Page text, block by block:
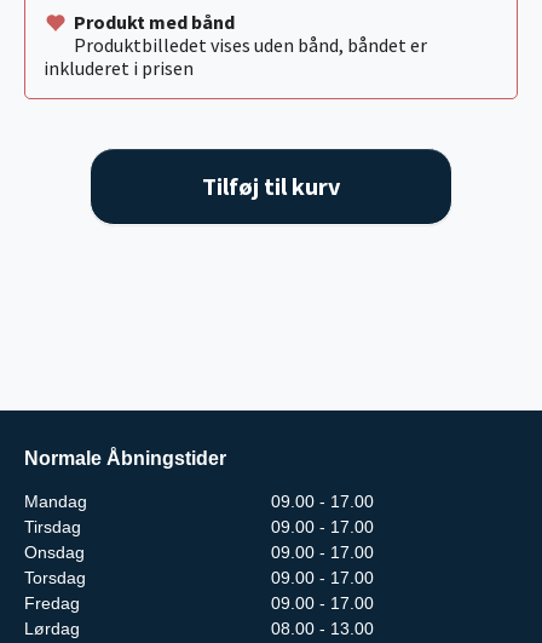
Produkt med bånd
Produktbilledet vises uden bånd, båndet er
inkluderet i prisen
Tilføj til kurv
Normale Åbningstider
Mandag
09.00 - 17.00
Tirsdag
09.00 - 17.00
Onsdag
09.00 - 17.00
Torsdag
09.00 - 17.00
Fredag
09.00 - 17.00
Lørdag
08.00 - 13.00